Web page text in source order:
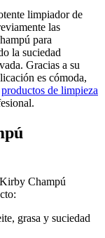
limpiador de
las
para
la suciedad
Gracias a su
es cómoda,
productos de limpieza
Kirby Champú
grasa y suciedad